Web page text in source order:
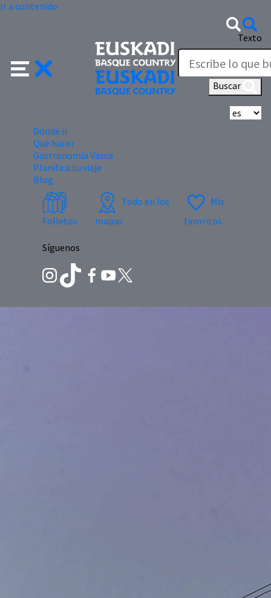
Ir a contenido
Texto
Buscar
Dónde ir
Qué hacer
Gastronomía Vasca
Planifica tu viaje
Blog
Folletos
Todo en los
mapas
Mis
favoritos
Síguenos